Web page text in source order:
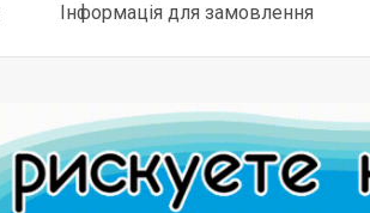
Інформація для замовлення